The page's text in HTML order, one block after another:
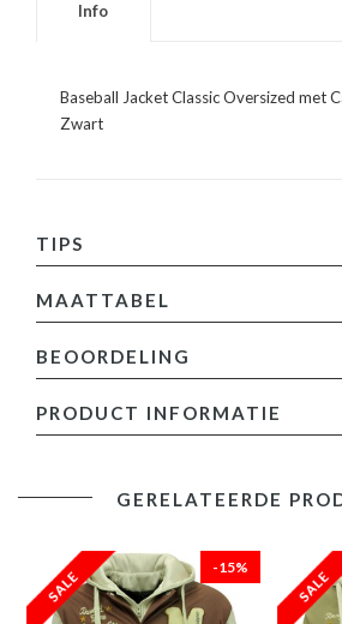
Info
Baseball Jacket Classic Oversized met
Zwart
TIPS
MAATTABEL
BEOORDELING
toevoegen
PRODUCT INFORMATIE
- Baseball Jacket Classic Oversized met
- Pasvorm: Los Fit / Oversized
- Patroon: Print, Applicaties
GERELATEERDE
-15%